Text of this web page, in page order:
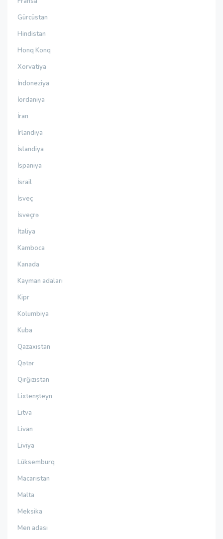
Gürcüstan
Hindistan
Honq Konq
Xorvatiya
İndoneziya
İordaniya
İran
İrlandiya
İslandiya
İspaniya
İsrail
İsveç
İsveçrə
İtaliya
Kamboca
Kanada
Kayman adaları
Kipr
Kolumbiya
Kuba
Qazaxıstan
Qətər
Qırğızıstan
Lixtenşteyn
Litva
Livan
Liviya
Lüksemburq
Macarıstan
Malta
Meksika
Men adası